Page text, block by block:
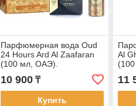
Парфюмерная вода Oud
24 Hours Ard Al Zaafaran
(100 мл, ОАЭ).
Аналог Tom Ford Black
Orhid.
10 900₸
Купить
Al
11